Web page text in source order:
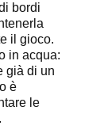
bordi
il gioco.
in acqua:
già di un
è
le